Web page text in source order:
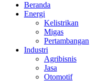
Beranda
Energi
Kelistrikan
Migas
Pertambangan
Industri
Agribisnis
Jasa
Otomotif